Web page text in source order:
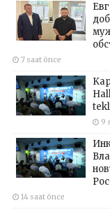
7 saat önce
9
14 saat önce